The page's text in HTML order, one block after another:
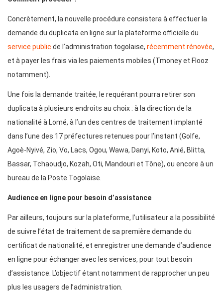
Concrètement, la nouvelle procédure consistera à effectuer la
demande du duplicata en ligne sur la plateforme officielle du
service public de l’administration togolaise, récemment rénovée,
et à payer les frais via les paiements mobiles (Tmoney et Flooz
notamment).
Une fois la demande traitée, le requérant pourra retirer son
duplicata à plusieurs endroits au choix : à la direction de la
nationalité à Lomé, à l’un des centres de traitement implanté
dans l’une des 17 préfectures retenues pour l’instant (Golfe,
Agoè-Nyivé, Zio, Vo, Lacs, Ogou, Wawa, Danyi, Koto, Anié, Blitta,
Bassar, Tchaoudjo, Kozah, Oti, Mandouri et Tône), ou encore à un
bureau de la Poste Togolaise.
Audience en ligne pour besoin d’assistance
Par ailleurs, toujours sur la plateforme, l’utilisateur a la possibilité
de suivre l’état de traitement de sa première demande du
certificat de nationalité, et enregistrer une demande d’audience
en ligne pour échanger avec les services, pour tout besoin
d’assistance. L’objectif étant notamment de rapprocher un peu
plus les usagers de l’administration.